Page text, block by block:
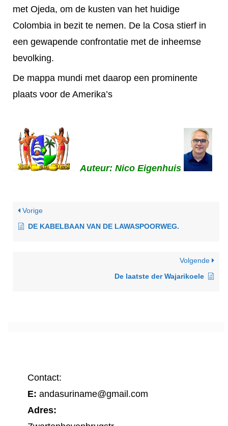
met Ojeda, om de kusten van het huidige
Colombia in bezit te nemen. De la Cosa stierf in
een gewapende confrontatie met de inheemse
bevolking.
De mappa mundi met daarop een prominente
plaats voor de Amerika’s
Auteur: Nico Eigenhuis
Vorige
DE KABELBAAN VAN DE LAWASPOORWEG.
Volgende
De laatste der Wajarikoele
Contact:
E: andasuriname@gmail.com
Adres: